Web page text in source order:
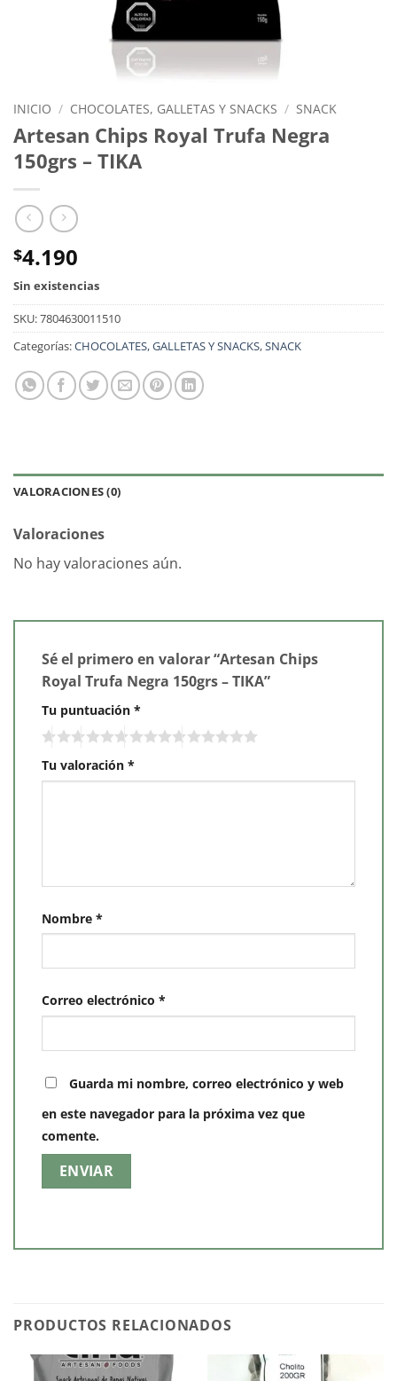
INICIO / CHOCOLATES, GALLETAS Y SNACKS / SNACK
Artesan Chips Royal Trufa Negra
150grs – TIKA
$4.190
Sin existencias
SKU:7804630011510
Categorías:CHOCOLATES, GALLETAS Y SNACKS,SNACK
VALORACIONES (0)
Valoraciones
No hay valoraciones aún.
Sé el primero en valorar “Artesan Chips
Royal Trufa Negra 150grs – TIKA”
Tu puntuación *
Tu valoración *
Nombre *
Correo electrónico *
Guarda mi nombre, correo electrónico y web
en este navegador para la próxima vez que
comente.
PRODUCTOS RELACIONADOS